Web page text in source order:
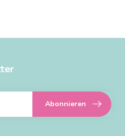
Abonnieren